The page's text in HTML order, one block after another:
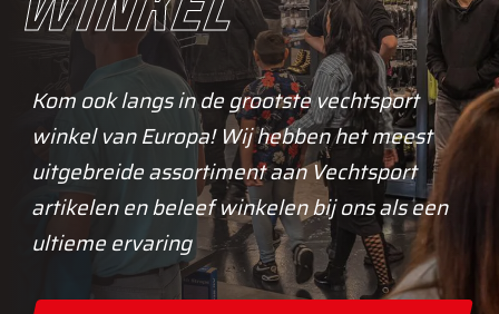
Kom ook langs in de grootste vechtsport
winkel van Europa! Wij hebben het meest
uitgebreide assortiment aan Vechtsport
artikelen en beleef winkelen bij ons als een
ultieme ervaring